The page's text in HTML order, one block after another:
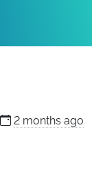
2 months ago